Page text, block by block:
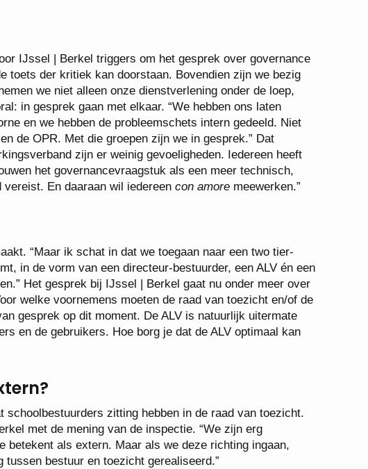
IJssel | Berkel triggers om het gesprek over governance
toets der kritiek kan doorstaan. Bovendien zijn we bezig
we niet alleen onze dienstverlening onder de loep,
in gesprek gaan met elkaar. “We hebben ons laten
en we hebben de probleemschets intern gedeeld. Niet
de OPR. Met die groepen zijn we in gesprek.” Dat
zijn er weinig gevoeligheden. Iedereen heeft
het governancevraagstuk als een meer technisch,
En daaraan wil iedereen con amore meewerken.”
“Maar ik schat in dat we toegaan naar een two tier-
in de vorm van een directeur-bestuurder, een ALV én een
Het gesprek bij IJssel | Berkel gaat nu onder meer over
welke voornemens moeten de raad van toezicht en/of de
gesprek op dit moment. De ALV is natuurlijk uitermate
en de gebruikers. Hoe borg je dat de ALV optimaal kan
zitting hebben in de raad van toezicht.
met de mening van de inspectie. “We zijn erg
betekent als extern. Maar als we deze richting ingaan,
bestuur en toezicht gerealiseerd.”